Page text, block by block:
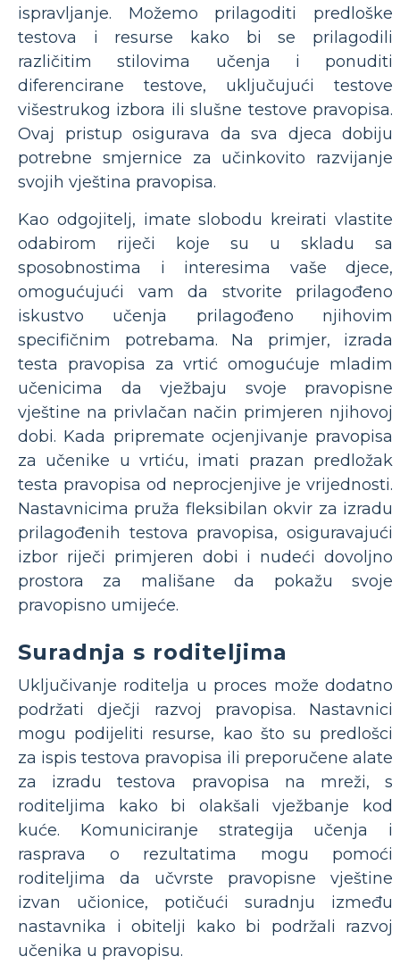
ispravljanje. Možemo prilagoditi predloške
testova i resurse kako bi se prilagodili
različitim stilovima učenja i ponuditi
diferencirane testove, uključujući testove
višestrukog izbora ili slušne testove pravopisa.
Ovaj pristup osigurava da sva djeca dobiju
potrebne smjernice za učinkovito razvijanje
svojih vještina pravopisa.
Kao odgojitelj, imate slobodu kreirati vlastite
odabirom riječi koje su u skladu sa
sposobnostima i interesima vaše djece,
omogućujući vam da stvorite prilagođeno
iskustvo učenja prilagođeno njihovim
specifičnim potrebama. Na primjer, izrada
testa pravopisa za vrtić omogućuje mladim
učenicima da vježbaju svoje pravopisne
vještine na privlačan način primjeren njihovoj
dobi. Kada pripremate ocjenjivanje pravopisa
za učenike u vrtiću, imati prazan predložak
testa pravopisa od neprocjenjive je vrijednosti.
Nastavnicima pruža fleksibilan okvir za izradu
prilagođenih testova pravopisa, osiguravajući
izbor riječi primjeren dobi i nudeći dovoljno
prostora za mališane da pokažu svoje
pravopisno umijeće.
Suradnja s roditeljima
Uključivanje roditelja u proces može dodatno
podržati dječji razvoj pravopisa. Nastavnici
mogu podijeliti resurse, kao što su predlošci
za ispis testova pravopisa ili preporučene alate
za izradu testova pravopisa na mreži, s
roditeljima kako bi olakšali vježbanje kod
kuće. Komuniciranje strategija učenja i
rasprava o rezultatima mogu pomoći
roditeljima da učvrste pravopisne vještine
izvan učionice, potičući suradnju između
nastavnika i obitelji kako bi podržali razvoj
učenika u pravopisu.